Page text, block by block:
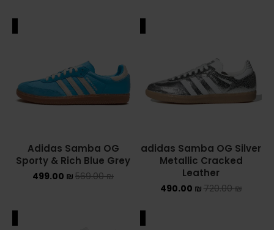
adidas Samba OG Silver
Metallic Cracked
Leather
720.00₪
490.00 ₪
Adidas Samba OG
Sporty & Rich Blue Grey
569.00₪
499.00 ₪